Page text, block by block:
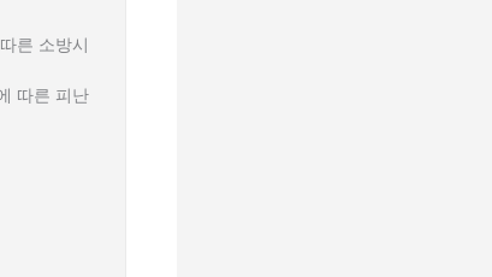
른 소방시
따른 피난